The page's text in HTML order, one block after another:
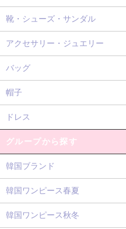
靴・シューズ・サンダル
アクセサリー・ジュエリー
バッグ
帽子
ドレス
グループから探す
韓国ブランド
韓国ワンピース春夏
韓国ワンピース秋冬